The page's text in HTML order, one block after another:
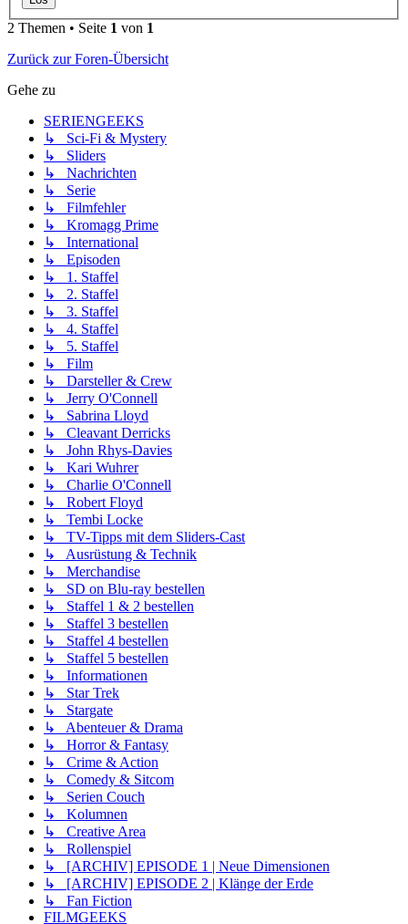
2 Themen • Seite 1 von 1
Zurück zur Foren-Übersicht
Gehe zu
SERIENGEEKS
↳ Sci-Fi & Mystery
↳ Sliders
↳ Nachrichten
↳ Serie
↳ Filmfehler
↳ Kromagg Prime
↳ International
↳ Episoden
↳ 1. Staffel
↳ 2. Staffel
↳ 3. Staffel
↳ 4. Staffel
↳ 5. Staffel
↳ Film
↳ Darsteller & Crew
↳ Jerry O'Connell
↳ Sabrina Lloyd
↳ Cleavant Derricks
↳ John Rhys-Davies
↳ Kari Wuhrer
↳ Charlie O'Connell
↳ Robert Floyd
↳ Tembi Locke
↳ TV-Tipps mit dem Sliders-Cast
↳ Ausrüstung & Technik
↳ Merchandise
↳ SD on Blu-ray bestellen
↳ Staffel 1 & 2 bestellen
↳ Staffel 3 bestellen
↳ Staffel 4 bestellen
↳ Staffel 5 bestellen
↳ Informationen
↳ Star Trek
↳ Stargate
↳ Abenteuer & Drama
↳ Horror & Fantasy
↳ Crime & Action
↳ Comedy & Sitcom
↳ Serien Couch
↳ Kolumnen
↳ Creative Area
↳ Rollenspiel
↳ [ARCHIV] EPISODE 1 | Neue Dimensionen
↳ [ARCHIV] EPISODE 2 | Klänge der Erde
↳ Fan Fiction
FILMGEEKS